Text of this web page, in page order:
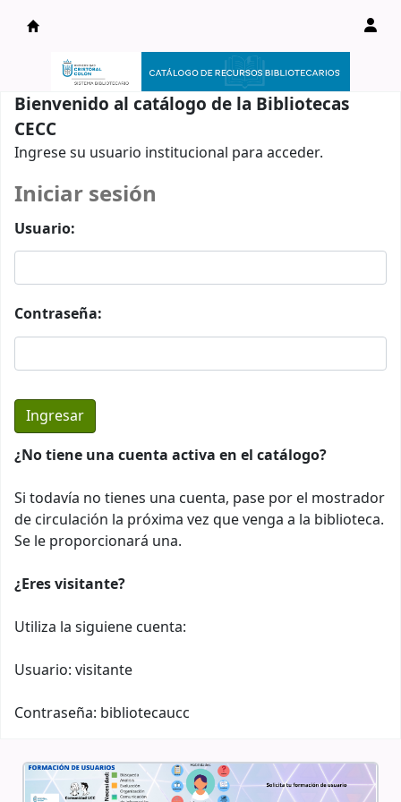
Catálogo en línea
Bienvenido al catálogo de la Bibliotecas
CECC
Ingrese su usuario institucional para acceder.
Iniciar sesión
Usuario:
Contraseña:
¿No tiene una cuenta activa en el catálogo?
Si todavía no tienes una cuenta, pase por el mostrador
de circulación la próxima vez que venga a la biblioteca.
Se le proporcionará una.
¿Eres visitante?
Utiliza la siguiene cuenta:
Usuario: visitante
Contraseña: bibliotecaucc